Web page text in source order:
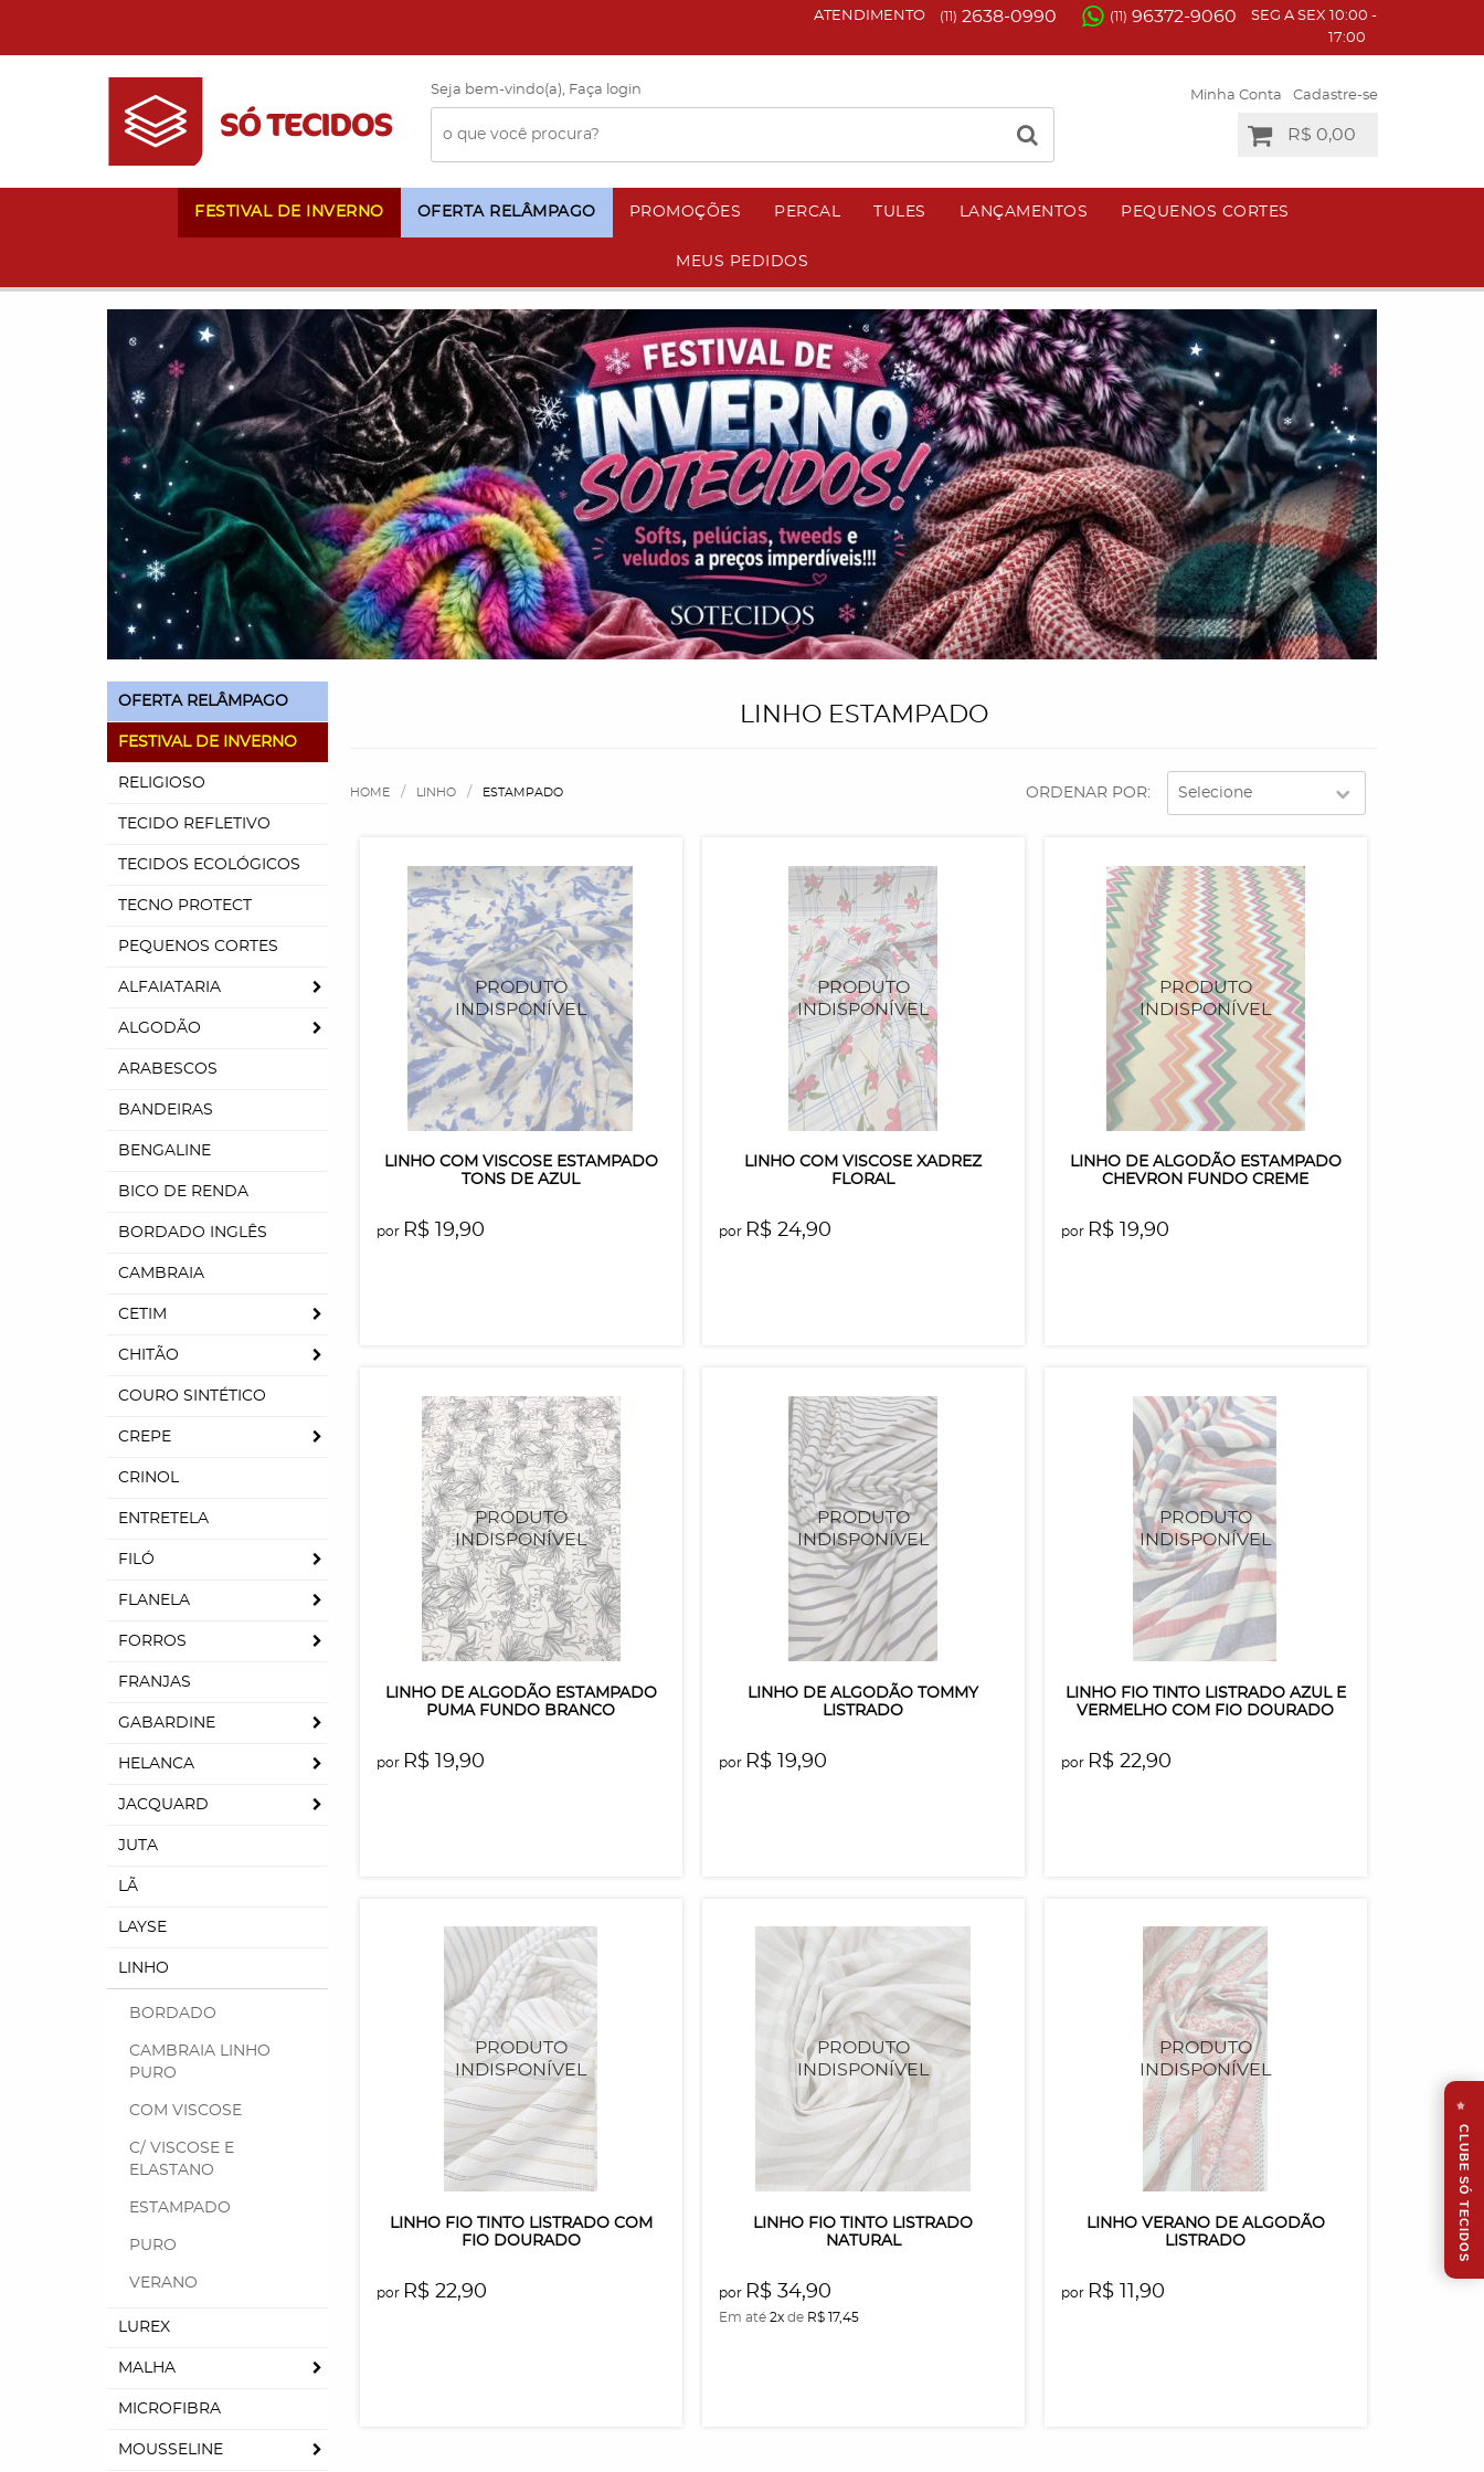
ATENDIMENTO (11) 2638-0990 (11) 96372-9060
SEG A SEX 10:00 -
17:00
Seja bem-vindo(a), Faça login Minha Conta Cadastre-se
R$ 0,00
FESTIVAL DE INVERNO OFERTA RELÂMPAGO PROMOÇÕES PERCAL TULES LANÇAMENTOS PEQUENOS CORTES
MEUS PEDIDOS
OFERTA RELÂMPAGO
FESTIVAL DE INVERNO
RELIGIOSO
TECIDO REFLETIVO
TECIDOS ECOLÓGICOS
TECNO PROTECT
PEQUENOS CORTES
ALFAIATARIA
ALGODÃO
ARABESCOS
BANDEIRAS
BENGALINE
BICO DE RENDA
BORDADO INGLÊS
CAMBRAIA
CETIM
CHITÃO
COURO SINTÉTICO
CREPE
CRINOL
ENTRETELA
FILÓ
FLANELA
FORROS
FRANJAS
GABARDINE
HELANCA
JACQUARD
JUTA
LÃ
LAYSE
LINHO
BORDADO
CAMBRAIA LINHO
PURO
COM VISCOSE
C/ VISCOSE E
ELASTANO
ESTAMPADO
PURO
VERANO
LUREX
MALHA
MICROFIBRA
MOUSSELINE
LINHO ESTAMPADO
HOME LINHO ESTAMPADO ORDENAR POR Selecione
LINHO COM VISCOSE ESTAMPADO
TONS DE AZUL
por R$ 19,90
LINHO COM VISCOSE XADREZ
FLORAL
por R$ 24,90
LINHO DE ALGODÃO ESTAMPADO
CHEVRON FUNDO CREME
por R$ 19,90
LINHO DE ALGODÃO ESTAMPADO
PUMA FUNDO BRANCO
por R$ 19,90
LINHO DE ALGODÃO TOMMY
LISTRADO
por R$ 19,90
LINHO FIO TINTO LISTRADO AZUL E
VERMELHO COM FIO DOURADO
por R$ 22,90
LINHO FIO TINTO LISTRADO COM
FIO DOURADO
por R$ 22,90
LINHO FIO TINTO LISTRADO
NATURAL
por R$ 34,90
Em até2x de R$ 17,45
LINHO VERANO DE ALGODÃO
LISTRADO
por R$ 11,90
⭐
CLUBE SÓ TECIDOS